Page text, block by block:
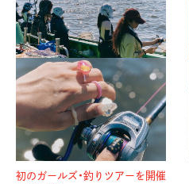
初のガールズ・釣りツアーを開催